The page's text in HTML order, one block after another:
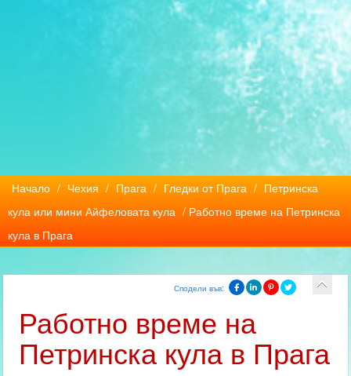
Начало / Чехия / Прага / Гледки от Прага / Петринска
кула или мини Айфеловата кула / Работно време на Петринска
кула в Прага
Сподели във:
Работно време на
Петринска кула в Прага